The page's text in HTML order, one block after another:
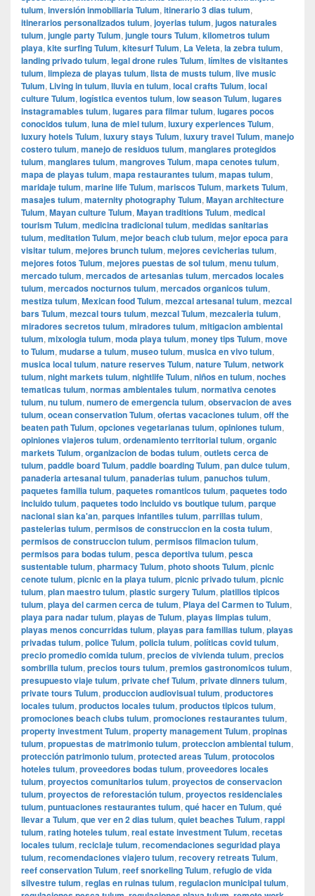
tulum, inversión inmobiliaria Tulum, itinerario 3 dias tulum,
itinerarios personalizados tulum, joyerias tulum, jugos naturales
tulum, jungle party Tulum, jungle tours Tulum, kilometros tulum
playa, kite surfing Tulum, kitesurf Tulum, La Veleta, la zebra tulum,
landing privado tulum, legal drone rules Tulum, límites de visitantes
tulum, limpieza de playas tulum, lista de musts tulum, live music
Tulum, Living in tulum, lluvia en tulum, local crafts Tulum, local
culture Tulum, logística eventos tulum, low season Tulum, lugares
instagramables tulum, lugares para filmar tulum, lugares pocos
conocidos tulum, luna de miel tulum, luxury experiences Tulum,
luxury hotels Tulum, luxury stays Tulum, luxury travel Tulum, manejo
costero tulum, manejo de residuos tulum, manglares protegidos
tulum, manglares tulum, mangroves Tulum, mapa cenotes tulum,
mapa de playas tulum, mapa restaurantes tulum, mapas tulum,
maridaje tulum, marine life Tulum, mariscos Tulum, markets Tulum,
masajes tulum, maternity photography Tulum, Mayan architecture
Tulum, Mayan culture Tulum, Mayan traditions Tulum, medical
tourism Tulum, medicina tradicional tulum, medidas sanitarias
tulum, meditation Tulum, mejor beach club tulum, mejor epoca para
visitar tulum, mejores brunch tulum, mejores cevicherias tulum,
mejores fotos Tulum, mejores puestas de sol tulum, menu tulum,
mercado tulum, mercados de artesanias tulum, mercados locales
tulum, mercados nocturnos tulum, mercados organicos tulum,
mestiza tulum, Mexican food Tulum, mezcal artesanal tulum, mezcal
bars Tulum, mezcal tours tulum, mezcal Tulum, mezcaleria tulum,
miradores secretos tulum, miradores tulum, mitigacion ambiental
tulum, mixologia tulum, moda playa tulum, money tips Tulum, move
to Tulum, mudarse a tulum, museo tulum, musica en vivo tulum,
musica local tulum, nature reserves Tulum, nature Tulum, network
tulum, night markets tulum, nightlife Tulum, niños en tulum, noches
tematicas tulum, normas ambientales tulum, normativa cenotes
tulum, nu tulum, numero de emergencia tulum, observacion de aves
tulum, ocean conservation Tulum, ofertas vacaciones tulum, off the
beaten path Tulum, opciones vegetarianas tulum, opiniones tulum,
opiniones viajeros tulum, ordenamiento territorial tulum, organic
markets Tulum, organizacion de bodas tulum, outlets cerca de
tulum, paddle board Tulum, paddle boarding Tulum, pan dulce tulum,
panaderia artesanal tulum, panaderias tulum, panuchos tulum,
paquetes familia tulum, paquetes romanticos tulum, paquetes todo
incluido tulum, paquetes todo incluido vs boutique tulum, parque
nacional sian ka'an, parques infantiles tulum, parrillas tulum,
pastelerias tulum, permisos de construccion en la costa tulum,
permisos de construccion tulum, permisos filmacion tulum,
permisos para bodas tulum, pesca deportiva tulum, pesca
sustentable tulum, pharmacy Tulum, photo shoots Tulum, picnic
cenote tulum, picnic en la playa tulum, picnic privado tulum, picnic
tulum, plan maestro tulum, plastic surgery Tulum, platillos tipicos
tulum, playa del carmen cerca de tulum, Playa del Carmen to Tulum,
playa para nadar tulum, playas de Tulum, playas limpias tulum,
playas menos concurridas tulum, playas para familias tulum, playas
privadas tulum, police Tulum, policia tulum, políticas covid tulum,
precio promedio comida tulum, precios de vivienda tulum, precios
sombrilla tulum, precios tours tulum, premios gastronomicos tulum,
presupuesto viaje tulum, private chef Tulum, private dinners tulum,
private tours Tulum, produccion audiovisual tulum, productores
locales tulum, productos locales tulum, productos tipicos tulum,
promociones beach clubs tulum, promociones restaurantes tulum,
property investment Tulum, property management Tulum, propinas
tulum, propuestas de matrimonio tulum, proteccion ambiental tulum,
protección patrimonio tulum, protected areas Tulum, protocolos
hoteles tulum, proveedores bodas tulum, proveedores locales
tulum, proyectos comunitarios tulum, proyectos de conservacion
tulum, proyectos de reforestación tulum, proyectos residenciales
tulum, puntuaciones restaurantes tulum, qué hacer en Tulum, qué
llevar a Tulum, que ver en 2 dias tulum, quiet beaches Tulum, rappi
tulum, rating hoteles tulum, real estate investment Tulum, recetas
locales tulum, reciclaje tulum, recomendaciones seguridad playa
tulum, recomendaciones viajero tulum, recovery retreats Tulum,
reef conservation Tulum, reef snorkeling Tulum, refugio de vida
silvestre tulum, reglas en ruinas tulum, regulacion municipal tulum,